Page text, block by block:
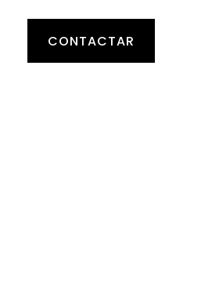
CONTACTAR